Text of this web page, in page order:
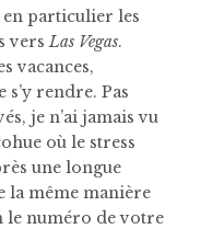
particulier les
versLas Vegas.
vacances,
rendre. Pas
je n’ai jamais vu
où le stress
une longue
la même manière
le numéro de votre